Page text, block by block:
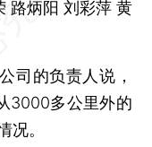
路炳阳 刘彩萍 黄
司的负责人说，
3000多公里外的
况。